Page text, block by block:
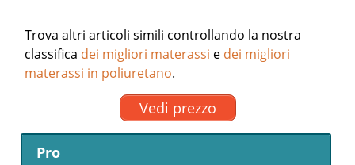
Trova altri articoli simili controllando la nostra
classifica dei migliori materassi e dei migliori
materassi in poliuretano.
Vedi prezzo
Pro